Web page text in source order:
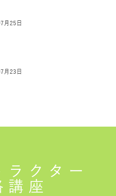
月25日
月23日
ラクター
講座